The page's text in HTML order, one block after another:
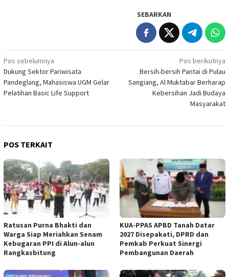
SEBARKAN
Navigasi
pos
Pos sebelumnya
Dukung Sektor Pariwisata
Pandeglang, Mahasiswa UGM Gelar
Pelatihan Basic Life Support
Pos berikutnya
Bersih-bersih Pantai di Pulau
Sangiang, Al Muktabar Berharap
Kebersihan Jadi Budaya
Masyarakat
POS TERKAIT
Ratusan Purna Bhakti dan
Warga Siap Meriahkan Senam
Kebugaran PPI di Alun-alun
Rangkasbitung
KUA-PPAS APBD Tanah Datar
2027 Disepakati, DPRD dan
Pemkab Perkuat Sinergi
Pembangunan Daerah